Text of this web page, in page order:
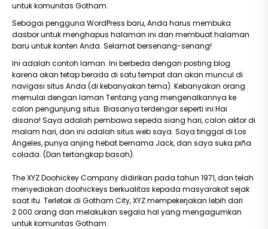
untuk komunitas Gotham.
Sebagai pengguna WordPress baru, Anda harus membuka
dasbor untuk menghapus halaman ini dan membuat halaman
baru untuk konten Anda. Selamat bersenang-senang!
Ini adalah contoh laman. Ini berbeda dengan posting blog
karena akan tetap berada di satu tempat dan akan muncul di
navigasi situs Anda (di kebanyakan tema). Kebanyakan orang
memulai dengan laman Tentang yang mengenalkannya ke
calon pengunjung situs. Biasanya terdengar seperti ini:Hai
disana! Saya adalah pembawa sepeda siang hari, calon aktor di
malam hari, dan ini adalah situs web saya. Saya tinggal di Los
Angeles, punya anjing hebat bernama Jack, dan saya suka piña
colada. (Dan tertangkap basah).
The XYZ Doohickey Company didirikan pada tahun 1971, dan telah
menyediakan doohickeys berkualitas kepada masyarakat sejak
saat itu. Terletak di Gotham City, XYZ mempekerjakan lebih dari
2.000 orang dan melakukan segala hal yang mengagumkan
untuk komunitas Gotham.